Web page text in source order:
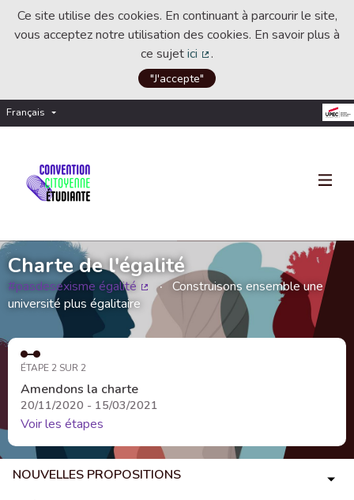
Ce site utilise des cookies. En continuant à parcourir le site,
vous acceptez notre utilisation des cookies. En savoir plus à
ce sujetici
(Lien externe)
.
"J'accepte"
Français Choisir la langue
Charte de l'égalité
#pasdesexisme égalité
(Lien externe)
Construisons ensemble une
université plus égalitaire
ÉTAPE 2 SUR 2
Amendons la charte
20/11/2020 - 15/03/2021
Voir les étapes
NOUVELLES PROPOSITIONS